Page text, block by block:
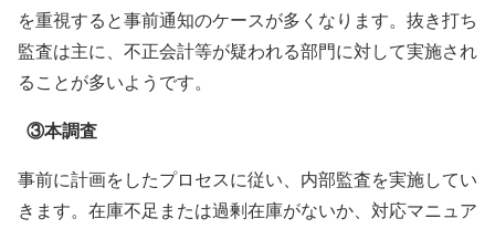
を重視すると事前通知のケースが多くなります。抜き打ち
監査は主に、不正会計等が疑われる部門に対して実施され
ることが多いようです。
③本調査
事前に計画をしたプロセスに従い、内部監査を実施してい
きます。在庫不足または過剰在庫がないか、対応マニュア